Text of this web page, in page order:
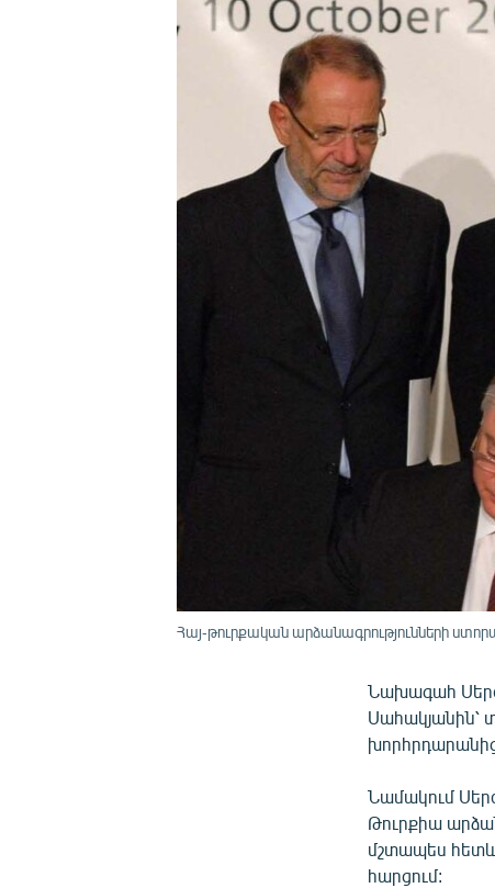
Հայ-թուրքական արձանագրությունների
Նախագահ Սերժ
Սահակյանին՝
խորհրդարանից
Նամակում
Թուրքիա
մշտապես
հարցում: